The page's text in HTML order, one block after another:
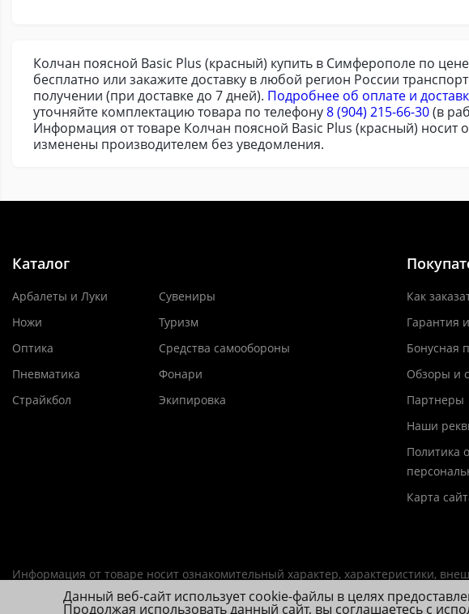
Колчан поясной Basic Plus (красный) купить в Симферополе по
бесплатно или закажите доставку в любой регион России
получении (при доставке до 7 дней). Подробнее об оплате и
уточняйте комплектацию товара по телефону8 (904) 215-66-30(в
Информация от товаре Колчан поясной Basic Plus (красный) носит
изменены производителем без уведомления.
Каталог
Арбалеты и Луки
Ножи
Оптика
Пневматика
Страйкбол
Сувениры
Туризм
Средства самообороны
Фонари
Экипировка
Как
Гарантия
Бонусная
Обзоры и
Партнеры
Наши
Политика
Карта
Информация от товаре носит ознакомительный характер, характеристики,
ИП Фролова А. В., ОГРНИП 314784720200492
Данный веб-сайт использует cookie-файлы в целях
Продолжая использовать данный сайт, вы соглашаетесь с